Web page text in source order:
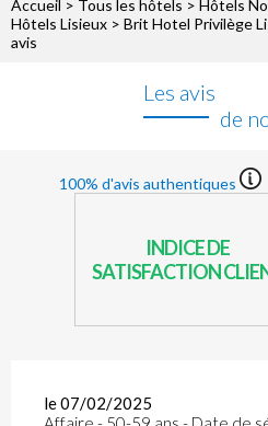
Accueil > Tous les hôtels > Hôtels
Hôtels Lisieux > Brit Hotel Privilège
avis
Les avis
de
100% d'avis authentiques
INDICE DE
SATISFACTION
le 07/02/2025